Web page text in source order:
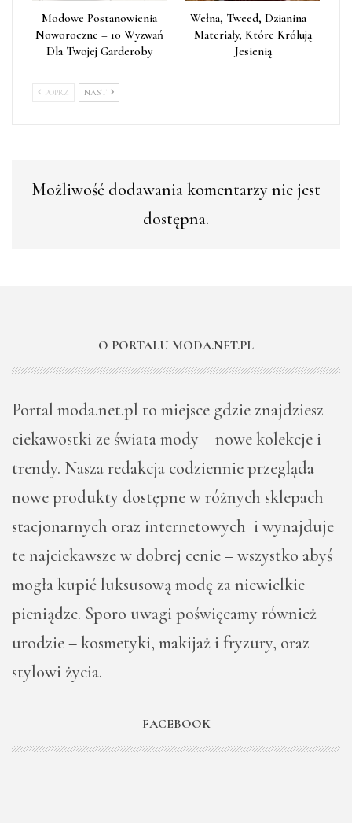
Modowe Postanowienia
Noworoczne – 10 Wyzwań
Dla Twojej Garderoby
Wełna, Tweed, Dzianina –
Materiały, Które Królują
Jesienią
POPRZ NAST
Możliwość dodawania komentarzy nie jest
dostępna.
O PORTALU MODA.NET.PL
Portal moda.net.pl to miejsce gdzie znajdziesz
ciekawostki ze świata mody – nowe kolekcje i
trendy. Nasza redakcja codziennie przegląda
nowe produkty dostępne w różnych sklepach
stacjonarnych oraz internetowych i wynajduje
te najciekawsze w dobrej cenie – wszystko abyś
mogła kupić luksusową modę za niewielkie
pieniądze. Sporo uwagi poświęcamy również
urodzie – kosmetyki, makijaż i fryzury, oraz
stylowi życia.
FACEBOOK